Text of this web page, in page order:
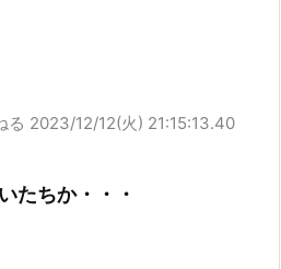
る 2023/12/12(火) 21:15:13.40
たちか・・・